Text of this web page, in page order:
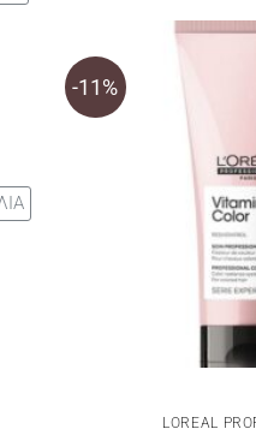
-11%
LOREAL